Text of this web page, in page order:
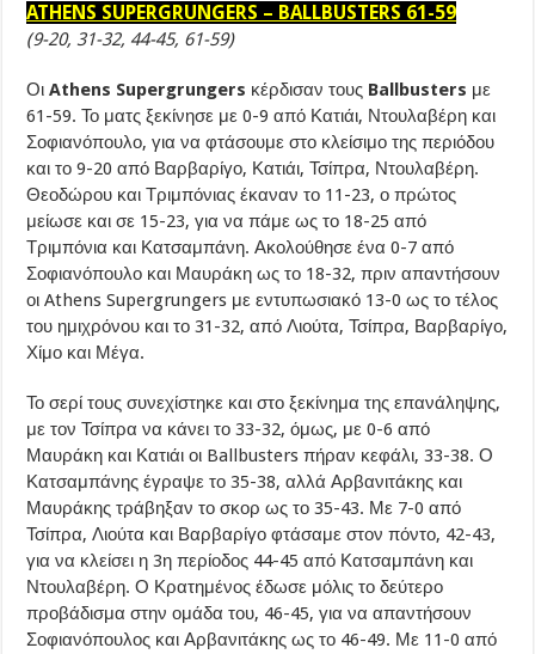
ATHENS SUPERGRUNGERS – BALLBUSTERS 61-59
(9-20, 31-32, 44-45, 61-59)
ΟιAthens Supergrungers κέρδισαν τους Ballbusters με
61-59. Το ματς ξεκίνησε με 0-9 από Κατιάι, Ντουλαβέρη και
Σοφιανόπουλο, για να φτάσουμε στο κλείσιμο της περιόδου
και το 9-20 από Βαρβαρίγο, Κατιάι, Τσίπρα, Ντουλαβέρη.
Θεοδώρου και Τριμπόνιας έκαναν το 11-23, ο πρώτος
μείωσε και σε 15-23, για να πάμε ως το 18-25 από
Τριμπόνια και Κατσαμπάνη. Ακολούθησε ένα 0-7 από
Σοφιανόπουλο και Μαυράκη ως το 18-32, πριν απαντήσουν
οι Athens Supergrungers με εντυπωσιακό 13-0 ως το τέλος
του ημιχρόνου και το 31-32, από Λιούτα, Τσίπρα, Βαρβαρίγο,
Χίμο και Μέγα.
Το σερί τους συνεχίστηκε και στο ξεκίνημα της επανάληψης,
με τον Τσίπρα να κάνει το 33-32, όμως, με 0-6 από
Μαυράκη και Κατιάι οι Ballbusters πήραν κεφάλι, 33-38. Ο
Κατσαμπάνης έγραψε το 35-38, αλλά Αρβανιτάκης και
Μαυράκης τράβηξαν το σκορ ως το 35-43. Με 7-0 από
Τσίπρα, Λιούτα και Βαρβαρίγο φτάσαμε στον πόντο, 42-43,
για να κλείσει η 3η περίοδος 44-45 από Κατσαμπάνη και
Ντουλαβέρη. Ο Κρατημένος έδωσε μόλις το δεύτερο
προβάδισμα στην ομάδα του, 46-45, για να απαντήσουν
Σοφιανόπουλος και Αρβανιτάκης ως το 46-49. Με 11-0 από